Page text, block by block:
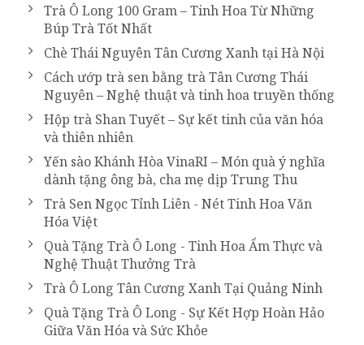
Trà Ô Long 100 Gram – Tinh Hoa Từ Những
Búp Trà Tốt Nhất
Chè Thái Nguyên Tân Cương Xanh tại Hà Nội
Cách ướp trà sen bằng trà Tân Cương Thái
Nguyên – Nghệ thuật và tinh hoa truyền thống
Hộp trà Shan Tuyết – Sự kết tinh của văn hóa
và thiên nhiên
Yến sào Khánh Hòa VinaRI – Món quà ý nghĩa
dành tặng ông bà, cha mẹ dịp Trung Thu
Trà Sen Ngọc Tỉnh Liên - Nét Tinh Hoa Văn
Hóa Việt
Quà Tặng Trà Ô Long - Tinh Hoa Ẩm Thực và
Nghệ Thuật Thưởng Trà
Trà Ô Long Tân Cương Xanh Tại Quảng Ninh
Quà Tặng Trà Ô Long - Sự Kết Hợp Hoàn Hảo
Giữa Văn Hóa và Sức Khỏe